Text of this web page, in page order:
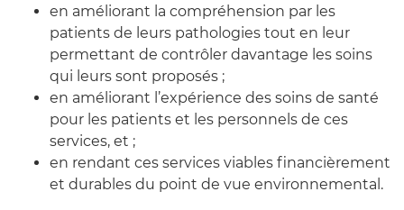
en améliorant la compréhension par les
patients de leurs pathologies tout en leur
permettant de contrôler davantage les soins
qui leurs sont proposés ;
en améliorant l’expérience des soins de santé
pour les patients et les personnels de ces
services, et ;
en rendant ces services viables financièrement
et durables du point de vue environnemental.